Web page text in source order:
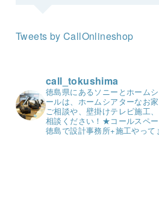
Tweets by CallOnlineshop
call_tokushima
徳島県にあるソニーとホーム
ールは、ホームシアターなお
ご相談や、壁掛けテレビ施工
相談ください！ ★コールスペ
徳島で設計事務所+施工やって